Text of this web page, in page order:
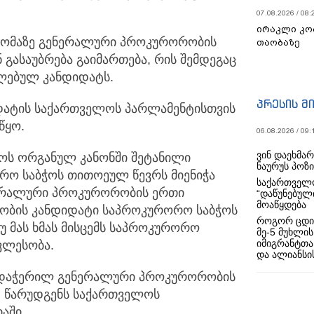
გენერალური პროკურორობის
გაიმართება, რის შემდეგაც
კანდიდატს.
საქართველოს პარლამენტისთვის
ორგანულ კანონში შეტანილი
საბჭოს თითოეულ წევრს მიენიჭა
პროკურორობის ერთი
კანდიდატი საპროკურორო საბჭოს
ხმას მისცემს საპროკურორო
გენერალური პროკურორობის
წარუდგენს საქართველოს
07.08.2026 /
ირაკლი
თაობაზე
პრესის
06.08.2026 /
ვინ
ნაურუს
მოაწყდება
როგორ
მე-5
და